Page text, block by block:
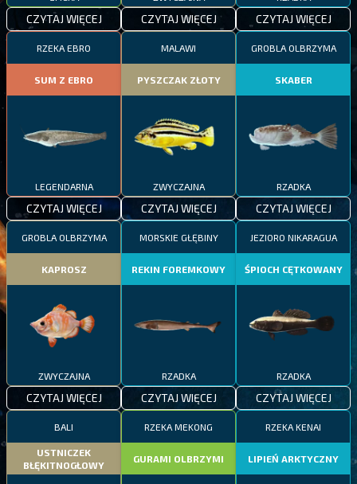
CZYTAJ WIĘCEJ CZYTAJ WIĘCEJ CZYTAJ WIĘCEJ
RZEKA EBRO
SUM Z EBRO
LEGENDARNA
CZYTAJ WIĘCEJ
MALAWI
PYSZCZAK ZŁOTY
ZWYCZAJNA
CZYTAJ WIĘCEJ
GROBLA OLBRZYMA
SKABER
RZADKA
CZYTAJ WIĘCEJ
GROBLA OLBRZYMA
KAPROSZ
ZWYCZAJNA
CZYTAJ WIĘCEJ
MORSKIE GŁĘBINY
REKIN FOREMKOWY
RZADKA
CZYTAJ WIĘCEJ
JEZIORO NIKARAGUA
ŚPIOCH CĘTKOWANY
RZADKA
CZYTAJ WIĘCEJ
BALI
USTNICZEK
BŁĘKITNOGŁOWY
RZEKA MEKONG
GURAMI OLBRZYMI
RZEKA KENAI
LIPIEŃ ARKTYCZNY